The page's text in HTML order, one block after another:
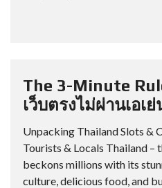
The 3-Minute
เว็บตรงไม่ผ่านเอเ
Unpacking Thailand Slots &
Tourists & Locals Thailand –
beckons millions with its
culture, delicious food, and